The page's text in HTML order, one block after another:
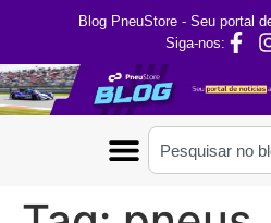
Blog PneuStore - Seu portal
Siga-nos: